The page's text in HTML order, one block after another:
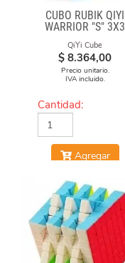
CUBO RUBIK QIYI
WARRIOR "S" 3X3
STICKERLESS
QiYi Cube
$ 8.364,00
Precio unitario.
IVA incluido.
Cantidad:
Agregar